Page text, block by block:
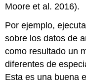
Moore et al. 2016).
Por ejemplo,
sobre los datos de
como resultado un
diferentes de
Esta es una buena